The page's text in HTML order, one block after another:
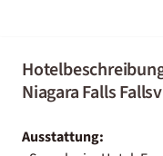
Niagara Falls
Ausstattung: